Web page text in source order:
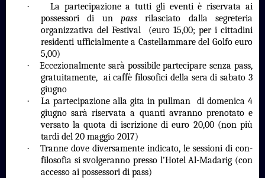
·
La partecipazione a tutti gli eventi è riservata ai
possessori di un passrilasciato dalla segreteria
organizzativa del Festival
(euro 15,00; per i cittadini
residenti ufficialmente a Castellammare del Golfo euro
5,00)
·
Eccezionalmente sarà possibile partecipare senza pass,
gratuitamente, ai caffè filosofici della sera di sabato 3
giugno
· La partecipazione alla gita in pullman
di domenica 4
giugno sarà riservata a quanti avranno prenotato e
versato la quota di iscrizione di euro 20,00 (non più
tardi del 20 maggio 2017)
·
Tranne dove diversamente indicato, le sessioni di con-
filosofia si svolgeranno presso l’Hotel Al-Madarig (con
accesso ai possessori di pass)